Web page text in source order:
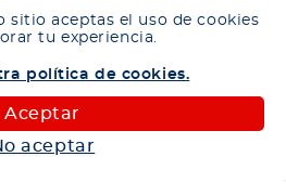
sitio aceptas el uso de cookies
tu experiencia.
política de cookies.
Aceptar
aceptar